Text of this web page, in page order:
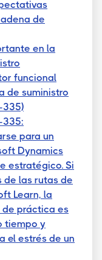
de
en la
funcional
de suministro
335)
335:
para un
Dynamics
estratégico. Si
de las rutas de
Learn, la
de práctica es
tiempo y
el estrés de un